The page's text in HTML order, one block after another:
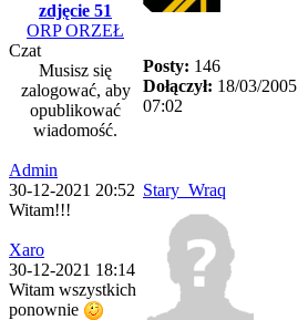
zdjęcie 51
ORP ORZEŁ
Czat
Musisz się
zalogować, aby
opublikować
wiadomość.
Admin
30-12-2021 20:52
Witam!!!
Xaro
30-12-2021 18:14
Witam wszystkich
ponownie
Posty: 146
Dołączył: 18/03/2005
07:02
Stary_Wraq